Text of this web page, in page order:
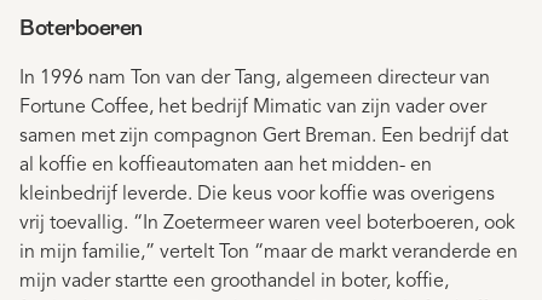
Boterboeren
In 1996 nam Ton van der Tang, algemeen directeur van
Fortune Coffee, het bedrijf Mimatic van zijn vader over
samen met zijn compagnon Gert Breman. Een bedrijf dat
al koffie en koffieautomaten aan het midden- en
kleinbedrijf leverde. Die keus voor koffie was overigens
vrij toevallig. “In Zoetermeer waren veel boterboeren, ook
in mijn familie,” vertelt Ton “maar de markt veranderde en
mijn vader startte een groothandel in boter, koffie,